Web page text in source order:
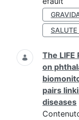
The LIFE
on
pairs
diseases